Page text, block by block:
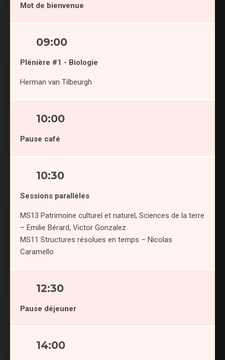
Mot de bienvenue
09:00
Plénière #1 - Biologie
Herman van Tilbeurgh
10:00
Pause café
10:30
Sessions parallèles
MS13 Patrimoine culturel et naturel, Sciences de la terre
– Emilie Bérard, Victor Gonzalez
MS11 Structures résolues en temps – Nicolas
Caramello
12:30
Pause déjeuner
14:00